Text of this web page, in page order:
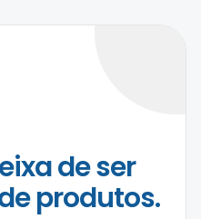
de ser
produtos.